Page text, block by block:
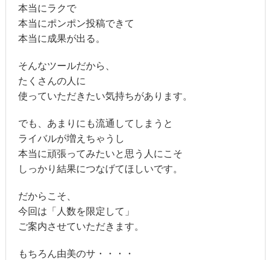
本当にラクで
本当にポンポン投稿できて
本当に成果が出る。
そんなツールだから、
たくさんの人に
使っていただきたい気持ちがあります。
でも、あまりにも流通してしまうと
ライバルが増えちゃうし
本当に頑張ってみたいと思う人にこそ
しっかり結果につなげてほしいです。
だからこそ、
今回は「人数を限定して」
ご案内させていただきます。
もちろん由美のサ・・・・